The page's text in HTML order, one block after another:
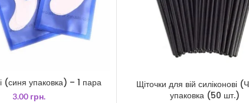
(синя упаковка) – 1 пара
3.00 грн.
Щіточки для вій силіконові
упаковка (50 шт.)